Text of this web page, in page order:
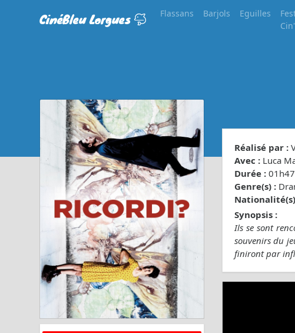
CinéBleu Lorgues Flassans Barjols Eguilles
Réalisé par :
Avec : Luca
Durée : 01h47
Genre(s) :
Synopsis :
Ils se sont
souvenirs du
finiront par